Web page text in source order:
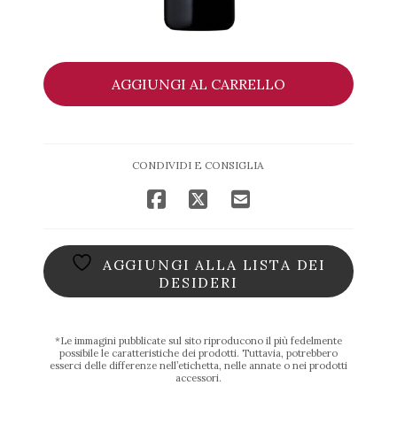
Chianti
Rufina
Riserva
AGGIUNGI AL CARRELLO
CONDIVIDI E CONSIGLIA
AGGIUNGI ALLA LISTA DEI
DESIDERI
*Le immagini pubblicate sul sito riproducono il più fedelmente
possibile le caratteristiche dei prodotti. Tuttavia, potrebbero
esserci delle differenze nell’etichetta, nelle annate o nei prodotti
accessori.